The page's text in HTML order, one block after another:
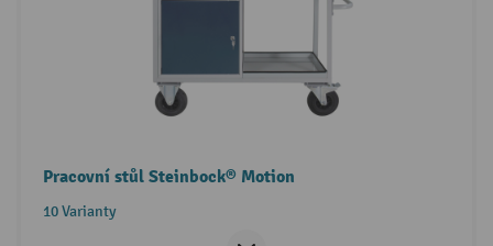
Pracovní stůl Steinbock® Motion
10 Varianty